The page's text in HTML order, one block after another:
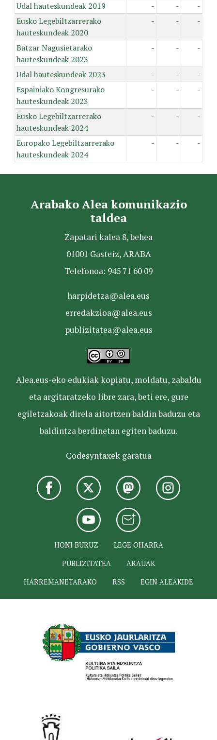
Udal hauteskundeak 2019 - -
-
Eusko Legebiltzarrerako
hauteskundeak 2020
- - -
Batzar Nagusietarako
hauteskundeak 2023
- - -
Udal hauteskundeak 2023 - -
-
Espainiako Kongresurako
hauteskundeak 2023
- - -
Eusko Legebiltzarrerako
hauteskundeak 2024
- - -
Europako Legebiltzarrerako
hauteskundeak 2024
- - -
Arabako Alea komunikazio
taldea
Zapatari kalea 8, behea
01001 Gasteiz, ARABA
Telefonoa: 945 71 60 09
harpidetza@alea.eus
erredakzioa@alea.eus
publizitatea@alea.eus
Alea.eus-eko edukiak kopiatu, moldatu, zabaldu
eta argitaratzeko libre zara, beti ere, gure
egiletzakoak direla aitortzen baldin baduzu eta
baldintza berdinetan egiten baduzu.
Codesyntaxek garatua
HONI BURUZ
LEGE OHARRA
PUBLIZITATEA
ARAUAK
HARREMANETARAKO
RSS EGIN ALEAKIDE